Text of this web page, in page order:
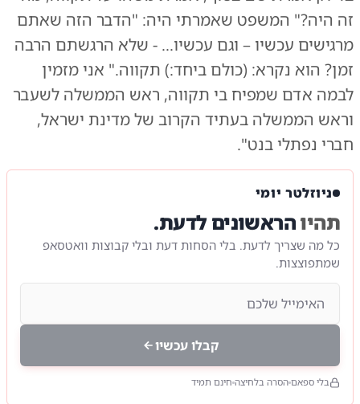
זה היה?" המשפט שאמרתי היה: "הדבר הזה שאתם
מרגישים עכשיו – וגם עכשיו... - שלא הרגשתם הרבה
זמן? הוא נקרא: (כולם ביחד:) תקווה." אני מזמין
לבמה אדם שמפיח בי תקווה, ראש הממשלה לשעבר
וראש הממשלה בעתיד הקרוב של מדינת ישראל,
חברי נפתלי בנט".
ניוזלטר יומי
תהיוהראשונים לדעת.
כל מה שצריך לדעת. בלי הסחות דעת ובלי קבוצות וואטסאפ
שמתפוצצות.
קבלו עכשיו
בלי ספאם הסרה בלחיצה חינם תמיד